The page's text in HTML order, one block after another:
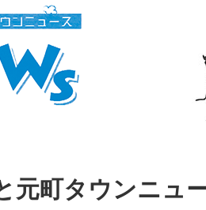
元町タウンニュ